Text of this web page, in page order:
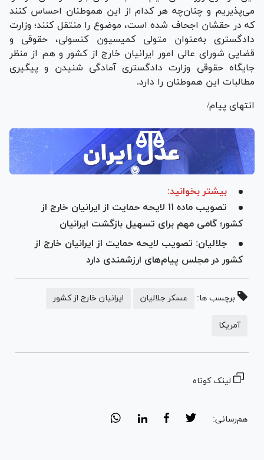
می‌پذیریم و چنان‌چه هر کدام از این هموطنان احساس کنند
که در حقشان اجحاف شده است، موضوع را منتقل کنند؛ وزارت
دادگستری به‌عنوان متولی کمیسیون کنسولی، حقوقی و
قضایی شورای عالی امور ایرانیان خارج از کشور و هم از منظر
جایگاه حقوقی وزارت دادگستری آمادگی شنیدن و پیگیری
مطالبات این هموطنان را دارد.
انتهای پیام/
بیشتر بخوانید:
تصویب ماده ۱۱ لایحه حمایت از ایرانیان خارج از
کشور؛ گامی مهم برای تسهیل بازگشت ایرانیان
جلالیان: تصویب لایحه حمایت از ایرانیان خارج از
کشور در مجلس پیام‌های ارزشمندی دارد
برچسب ها: عسکر جلالیان ایرانیان خارج از کشور
آمریکا
لینک کوتاه
هم‌رسانی: